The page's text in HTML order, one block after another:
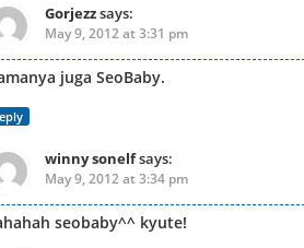
Gorjezzsays:
May 9, 2012 at 3:31 pm
juga SeoBaby.
winny sonelfsays:
May 9, 2012 at 3:34 pm
seobaby^^ kyute!